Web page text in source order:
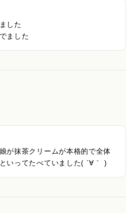
した
ました
が抹茶クリームが本格的で全体
いってたべていました( ´∀｀ )